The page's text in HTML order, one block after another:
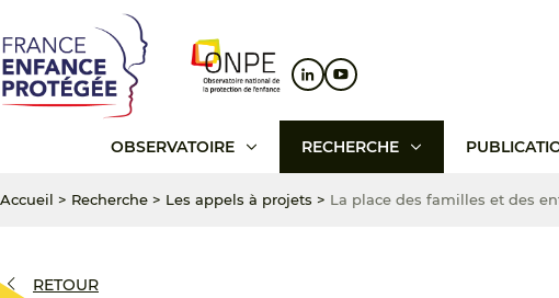
au
contenu
principal
au
menu
principal
au
pied
de
page
OBSERVATOIRE RECHERCHE
Accueil > Recherche > Les appels à projets > La place des familles et des
RETOUR